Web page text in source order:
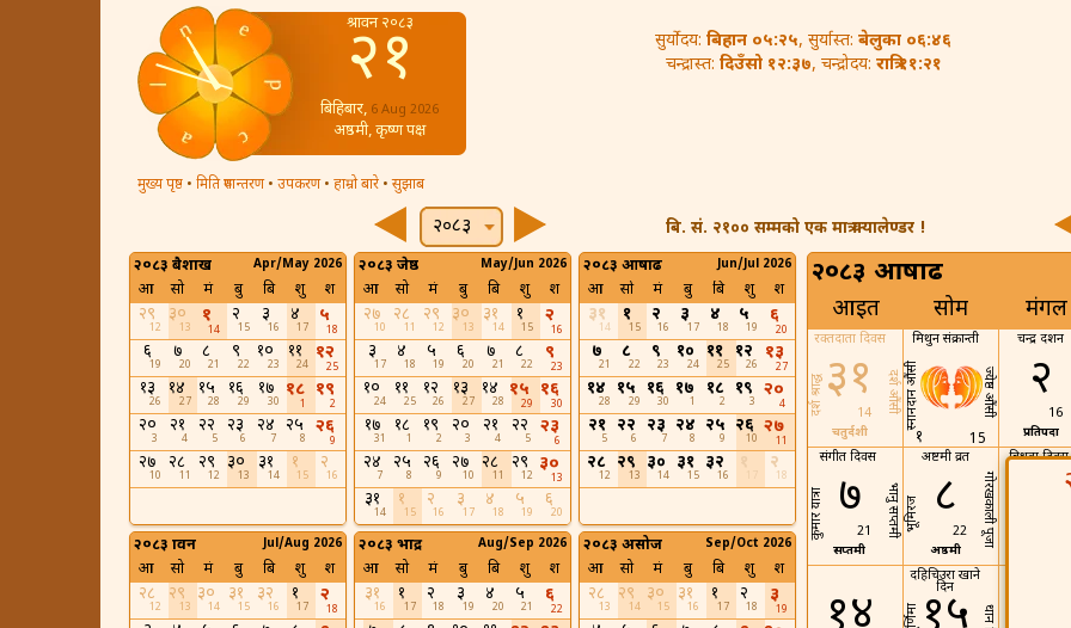
श्रावन २०८३
२१
बिहिबार, 6 Aug 2026
अष्ठमी, कृष्ण पक्ष
सुर्योदय: बिहान ०५:२५, सुर्यास्त: बेलुका ०६:४६
चन्द्रास्त: दिउँसो १२:३७, चन्द्रोदय: रात्रि ११:२१
बि. सं. २१०० सम्मको एक मात्र क्यालेण्डर !
मुख्य पृष्ठ • मिति रुपान्तरण• उपकरण• हाम्रो बारे •सुझाब
२०८३
२०८३ बैशाख Apr/May 2026
आ सो मं बु बि शु श
२९
12
३०
13
१
14
२
15
३
16
४
17
५
18
६
19
७
20
८
21
९
22
१०
23
११
24
१२
25
१३
26
१४
27
१५
28
१६
29
१७
30
१८
1
१९
2
२०
3
२१
4
२२
5
२३
6
२४
7
२५
8
२६
9
२७
10
२८
11
२९
12
३०
13
३१
14
१
15
२
16
२०८३ जेष्ठ May/Jun 2026
आ सो मं बु बि शु श
२७
10
२८
11
२९
12
३०
13
३१
14
१
15
२
16
३
17
४
18
५
19
६
20
७
21
८
22
९
23
१०
24
११
25
१२
26
१३
27
१४
28
१५
29
१६
30
१७
31
१८
1
१९
2
२०
3
२१
4
२२
5
२३
6
२४
7
२५
8
२६
9
२७
10
२८
11
२९
12
३०
13
३१
14
१
15
२
16
३
17
४
18
५
19
६
20
२०८३ आषाढ Jun/Jul 2026
आ सो मं बु बि शु श
३१
14
१
15
२
16
३
17
४
18
५
19
६
20
७
21
८
22
९
23
१०
24
११
25
१२
26
१३
27
१४
28
१५
29
१६
30
१७
1
१८
2
१९
3
२०
4
२१
5
२२
6
२३
7
२४
8
२५
9
२६
10
२७
11
२८
12
२९
13
३०
14
३१
15
३२
16
२
18
२०८३ श्रावन Jul/Aug 2026
आ सो मं बु बि शु श
२८
12
२९
13
३०
14
३१
15
३२
16
१
17
२
18
२०८३ भाद्र Aug/Sep 2026
आ सो मं बु बि शु श
३१
16
१
17
२
18
३
19
४
20
५
21
६
22
२०८३ असोज Sep/Oct 2026
आ सो मं बु बि शु श
२८
13
२९
14
३०
15
३१
16
१
17
२
18
३
19
२०८३ आषाढ
आइत सोम मंगल
रक्तदाता दिवस
दर्श औंसी
दर्श श्राद्ध३१
14
चतुर्दशी
मिथुन संक्रान्ती
ज्येष्ठ औंसी
स्नानदान औंसी
१ 15
चन्द्र दर्शन
२
16
प्रतिपदा
संगीत दिवस
भानु सप्तमी
कुमार यात्रा ७
21
सप्तमी
अष्टमी व्रत
गोरखकाली पूजा
भूमिरज ८
22
अष्ठमी
बिधुवा दिवस
दहिचिउरा खाने
दिन